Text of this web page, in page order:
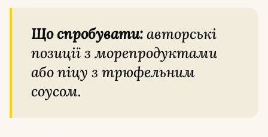
Що спробувати:авторські
позиції з морепродуктами
або піцу з трюфельним
соусом.